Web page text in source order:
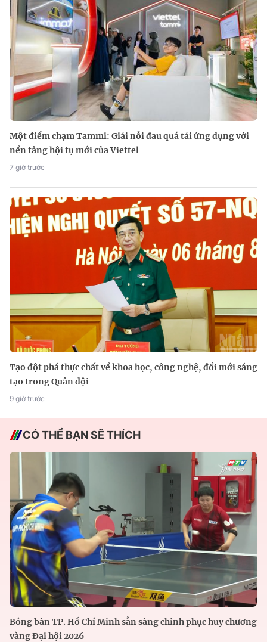
Một điểm chạm Tammi: Giải nỗi đau quá tải ứng dụng với
nền tảng hội tụ mới của Viettel
7 giờ trước
Tạo đột phá thực chất về khoa học, công nghệ, đổi mới sáng
tạo trong Quân đội
9 giờ trước
CÓ THỂ BẠN SẼ THÍCH
Bóng bàn TP. Hồ Chí Minh sẵn sàng chinh phục huy chương
vàng Đại hội 2026